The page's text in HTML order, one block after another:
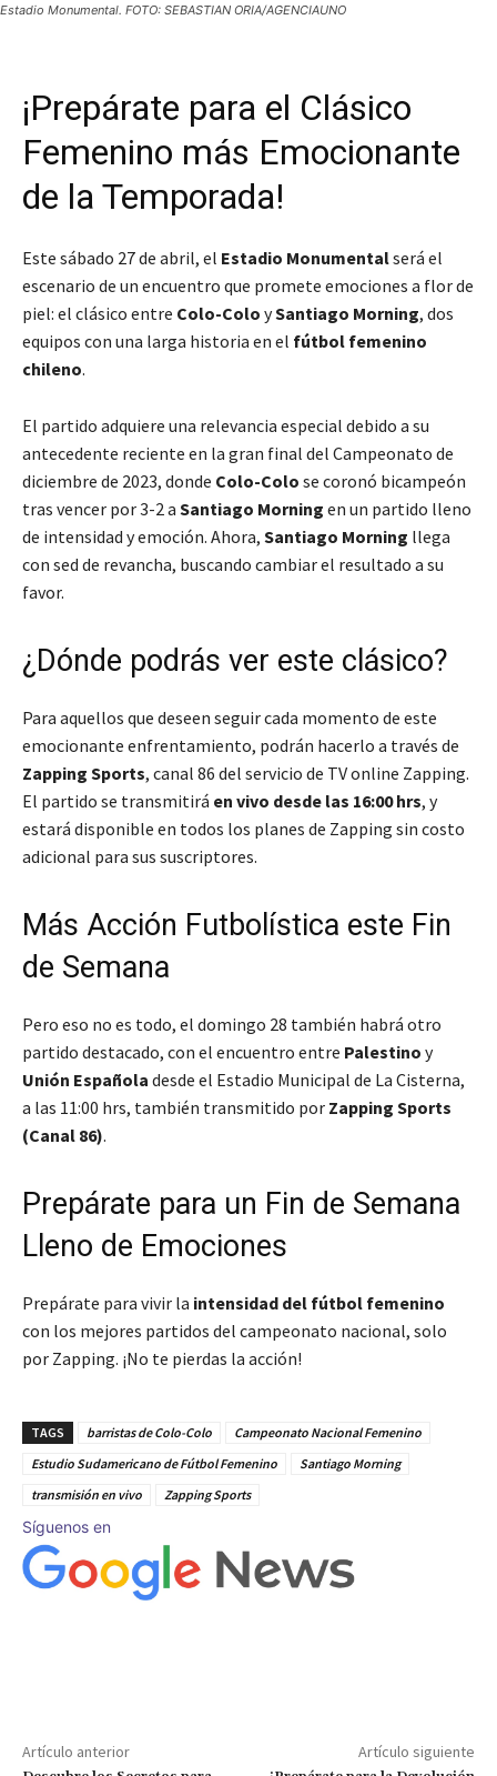
Estadio Monumental. FOTO: SEBASTIAN ORIA/AGENCIAUNO
¡Prepárate para el Clásico
Femenino más Emocionante
de la Temporada!
Este sábado 27 de abril, el Estadio Monumentalserá el
escenario de un encuentro que promete emociones a flor de
piel: el clásico entre Colo-Colo ySantiago Morning, dos
equipos con una larga historia en el fútbol femenino
chileno.
El partido adquiere una relevancia especial debido a su
antecedente reciente en la gran final del Campeonato de
diciembre de 2023, donde Colo-Colo se coronó bicampeón
tras vencer por 3-2 a Santiago Morning en un partido lleno
de intensidad y emoción. Ahora, Santiago Morning llega
con sed de revancha, buscando cambiar el resultado a su
favor.
¿Dónde podrás ver este clásico?
Para aquellos que deseen seguir cada momento de este
emocionante enfrentamiento, podrán hacerlo a través de
Zapping Sports, canal 86 del servicio de TV online Zapping.
El partido se transmitirá en vivo desde las 16:00 hrs, y
estará disponible en todos los planes de Zapping sin costo
adicional para sus suscriptores.
Más Acción Futbolística este Fin
de Semana
Pero eso no es todo, el domingo 28 también habrá otro
partido destacado, con el encuentro entre Palestino y
Unión Española desde el Estadio Municipal de La Cisterna,
a las 11:00 hrs, también transmitido por Zapping Sports
(Canal 86).
Prepárate para un Fin de Semana
Lleno de Emociones
Prepárate para vivir la intensidad del fútbol femenino
con los mejores partidos del campeonato nacional, solo
por Zapping. ¡No te pierdas la acción!
TAGS barristas de Colo-Colo
Campeonato Nacional Femenino
Estudio Sudamericano de Fútbol Femenino
Santiago Morning
transmisión en vivo
Zapping Sports
Síguenos en
Artículo anterior Artículo siguiente